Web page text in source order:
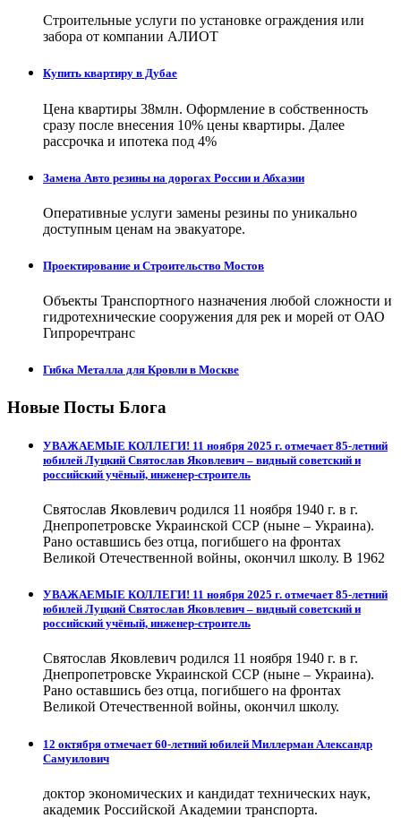
Строительные услуги по установке ограждения или
забора от компании АЛИОТ
Купить квартиру в Дубае
Цена квартиры 38млн. Оформление в собственность
сразу после внесения 10% цены квартиры. Далее
рассрочка и ипотека под 4%
Замена Авто резины на дорогах России и Абхазии
Оперативные услуги замены резины по уникально
доступным ценам на эвакуаторе.
Проектирование и Строительство Мостов
Объекты Транспортного назначения любой сложности и
гидротехнические сооружения для рек и морей от ОАО
Гипроречтранс
Гибка Металла для Кровли в Москве
Новые Посты Блога
УВАЖАЕМЫЕ КОЛЛЕГИ! 11 ноября 2025 г. отмечает 85-летний
юбилей Луцкий Святослав Яковлевич – видный советский и
российский учёный, инженер-строитель
Святослав Яковлевич родился 11 ноября 1940 г. в г.
Днепропетровске Украинской ССР (ныне – Украина).
Рано оставшись без отца, погибшего на фронтах
Великой Отечественной войны, окончил школу. В 1962
УВАЖАЕМЫЕ КОЛЛЕГИ! 11 ноября 2025 г. отмечает 85-летний
юбилей Луцкий Святослав Яковлевич – видный советский и
российский учёный, инженер-строитель
Святослав Яковлевич родился 11 ноября 1940 г. в г.
Днепропетровске Украинской ССР (ныне – Украина).
Рано оставшись без отца, погибшего на фронтах
Великой Отечественной войны, окончил школу.
12 октября отмечает 60-летний юбилей Миллерман Александр
Самуилович
доктор экономических и кандидат технических наук,
академик Российской Академии транспорта.